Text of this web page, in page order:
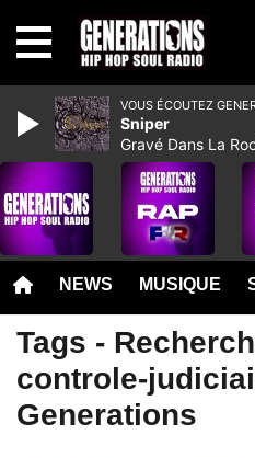
NEWS MUSIQUE
Tags -
controle-
Generations
VOUS ÉCOUTEZ
Sniper
Gravé Dans La